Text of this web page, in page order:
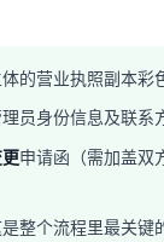
的营业执照副本彩
员身份信息及联系
申请函（需加盖双
整个流程里最关键